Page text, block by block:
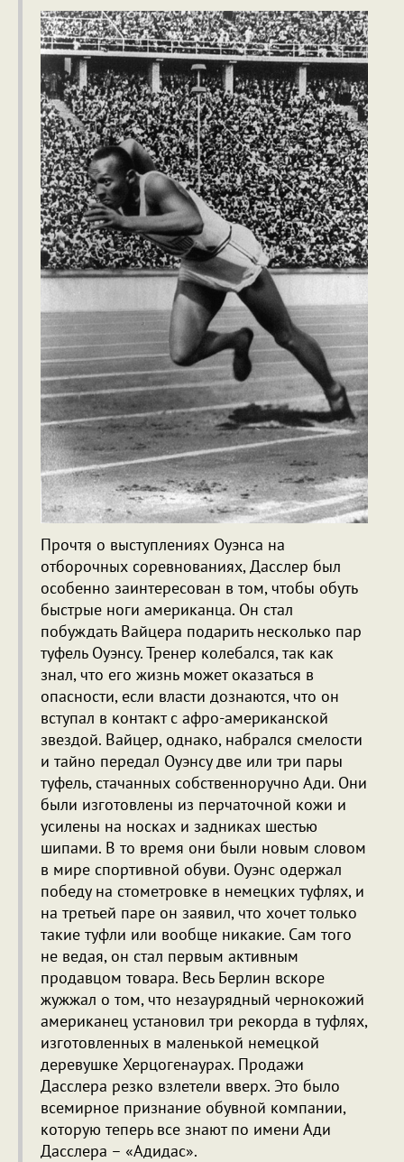
Прочтя о выступлениях Оуэнса на
отборочных соревнованиях, Дасслер был
особенно заинтересован в том, чтобы обуть
быстрые ноги американца. Он стал
побуждать Вайцера подарить несколько пар
туфель Оуэнсу. Тренер колебался, так как
знал, что его жизнь может оказаться в
опасности, если власти дознаются, что он
вступал в контакт с афро-американской
звездой. Вайцер, однако, набрался смелости
и тайно передал Оуэнсу две или три пары
туфель, стачанных собственноручно Ади. Они
были изготовлены из перчаточной кожи и
усилены на носках и задниках шестью
шипами. В то время они были новым словом
в мире спортивной обуви. Оуэнс одержал
победу на стометровке в немецких туфлях, и
на третьей паре он заявил, что хочет только
такие туфли или вообще никакие. Сам того
не ведая, он стал первым активным
продавцом товара. Весь Берлин вскоре
жужжал о том, что незаурядный чернокожий
американец установил три рекорда в туфлях,
изготовленных в маленькой немецкой
деревушке Херцогенаурах. Продажи
Дасслера резко взлетели вверх. Это было
всемирное признание обувной компании,
которую теперь все знают по имени Ади
Дасслера – «Адидас».